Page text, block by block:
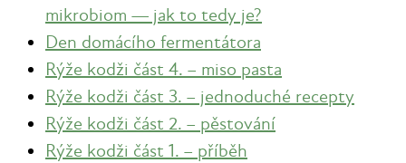
mikrobiom — jak to tedy je?
Den domácího fermentátora
Rýže kodži část 4. – miso pasta
Rýže kodži část 3. – jednoduché recepty
Rýže kodži část 2. – pěstování
Rýže kodži část 1. – příběh